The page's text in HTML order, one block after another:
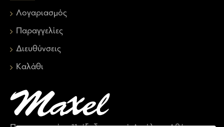
Λογαριασμός
Παραγγελίες
Διευθύνσεις
Καλάθι